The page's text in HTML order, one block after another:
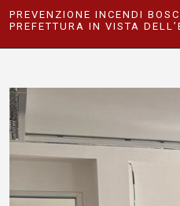
PREVENZIONE INCENDI
PREFETTURA IN VISTA